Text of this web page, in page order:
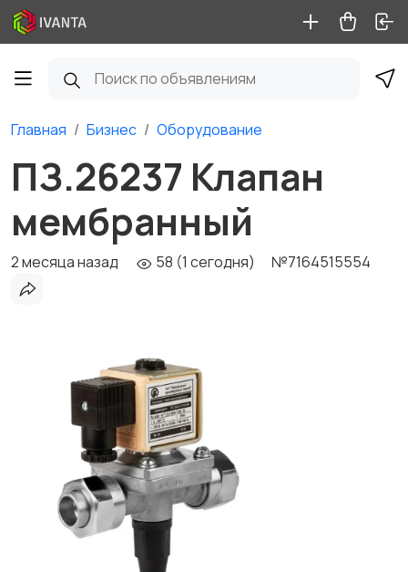
Главная Бизнес Оборудование
ПЗ.26237 Клапан
мембранный
2 месяца назад 58 (1 сегодня) №7164515554